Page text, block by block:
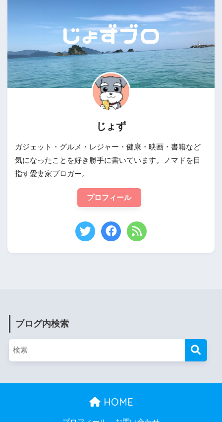
じょず
ガジェット・グルメ・レジャー・健康・映画・書籍など
気になったことを好き勝手に書いています。ノマドを目
指す愛妻家ブロガー。
プロフィール
ブログ内検索
HOME